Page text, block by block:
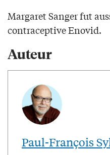
Margaret Sanger fut
contraceptive Enovid.
Auteur
Paul-François